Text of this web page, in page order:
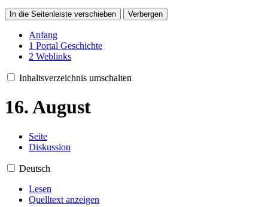
In die Seitenleiste verschieben Verbergen
Anfang
1 Portal Geschichte
2 Weblinks
Inhaltsverzeichnis umschalten
16. August
Seite
Diskussion
Deutsch
Lesen
Quelltext anzeigen